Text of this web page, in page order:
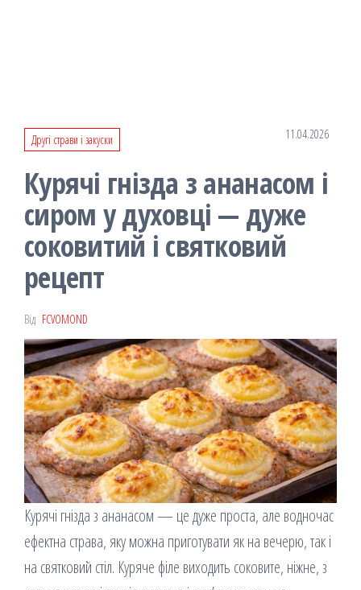
Другі страви і закуски 11.04.2026
Курячі гнізда з ананасом і
сиром у духовці — дуже
соковитий і святковий
рецепт
Від FCVOMOND
Курячі гнізда з ананасом — це дуже проста, але водночас
ефектна страва, яку можна приготувати як на вечерю, так і
на святковий стіл. Куряче філе виходить соковите, ніжне, з